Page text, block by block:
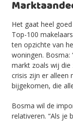
Het gaat heel
Top-100
ten opzichte van
woningen. Bosma:
markt zoals wij die
crisis zijn er alleen
bijgekomen, die
Bosma wil de
relativeren. “Als je